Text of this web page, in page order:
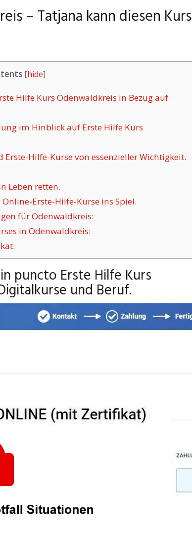
– Tatjana kann diesen Kurs
[hide]
Hilfe Kurs Odenwaldkreis in Bezug auf
im Hinblick auf Erste Hilfe Kurs
Hilfe-Kurse von essenzieller Wichtigkeit.
Leben retten.
Erste-Hilfe-Kurse ins Spiel.
für Odenwaldkreis:
in Odenwaldkreis:
puncto Erste Hilfe Kurs
und Beruf.